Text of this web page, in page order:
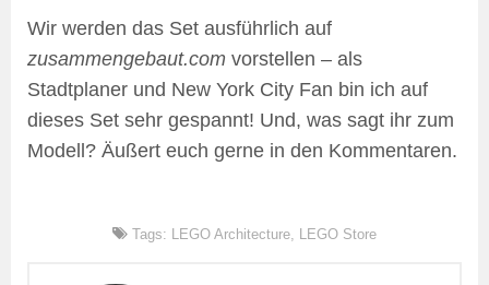
Wir werden das Set ausführlich auf
zusammengebaut.com vorstellen – als
Stadtplaner und New York City Fan bin ich auf
dieses Set sehr gespannt! Und, was sagt ihr zum
Modell? Äußert euch gerne in den Kommentaren.
Tags: LEGO Architecture, LEGO Store